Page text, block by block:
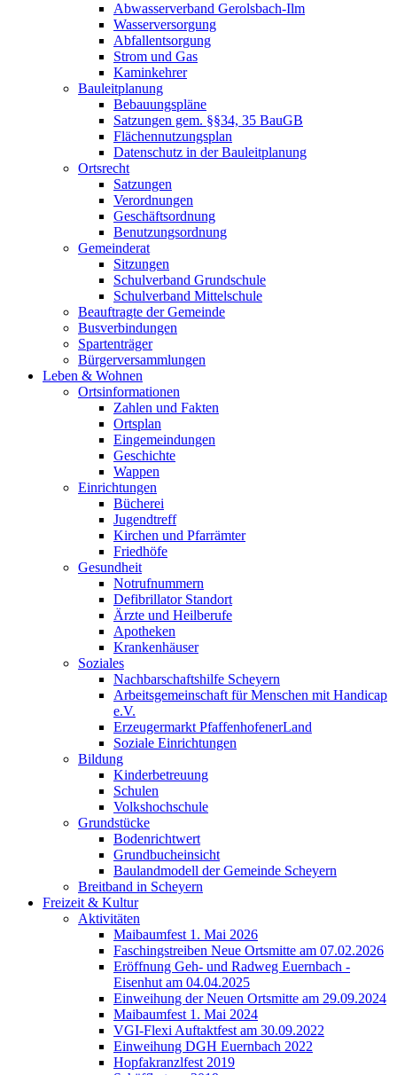
Abwasserverband Gerolsbach-Ilm
Wasserversorgung
Abfallentsorgung
Strom und Gas
Kaminkehrer
Bauleitplanung
Bebauungspläne
Satzungen gem. §§34, 35 BauGB
Flächennutzungsplan
Datenschutz in der Bauleitplanung
Ortsrecht
Satzungen
Verordnungen
Geschäftsordnung
Benutzungsordnung
Gemeinderat
Sitzungen
Schulverband Grundschule
Schulverband Mittelschule
Beauftragte der Gemeinde
Busverbindungen
Spartenträger
Bürgerversammlungen
Leben & Wohnen
Ortsinformationen
Zahlen und Fakten
Ortsplan
Eingemeindungen
Geschichte
Wappen
Einrichtungen
Bücherei
Jugendtreff
Kirchen und Pfarrämter
Friedhöfe
Gesundheit
Notrufnummern
Defibrillator Standort
Ärzte und Heilberufe
Apotheken
Krankenhäuser
Soziales
Nachbarschaftshilfe Scheyern
Arbeitsgemeinschaft für Menschen mit Handicap
e.V.
Erzeugermarkt PfaffenhofenerLand
Soziale Einrichtungen
Bildung
Kinderbetreuung
Schulen
Volkshochschule
Grundstücke
Bodenrichtwert
Grundbucheinsicht
Baulandmodell der Gemeinde Scheyern
Breitband in Scheyern
Freizeit & Kultur
Aktivitäten
Maibaumfest 1. Mai 2026
Faschingstreiben Neue Ortsmitte am 07.02.2026
Eröffnung Geh- und Radweg Euernbach -
Eisenhut am 04.04.2025
Einweihung der Neuen Ortsmitte am 29.09.2024
Maibaumfest 1. Mai 2024
VGI-Flexi Auftaktfest am 30.09.2022
Einweihung DGH Euernbach 2022
Hopfakranzlfest 2019